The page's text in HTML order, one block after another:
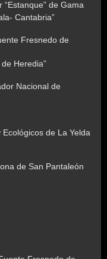
de Gama
Cantabria”
Fresnedo de
Heredia”
Nacional de
de La Yelda
de San Pantaleón